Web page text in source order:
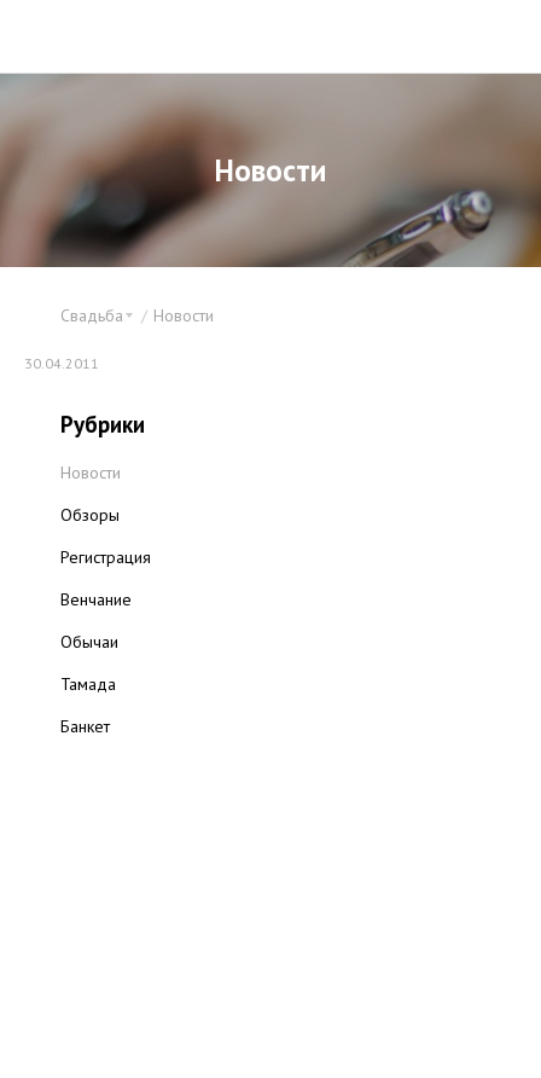
Новости
Свадьба Новости
Рубрики
Новости
Обзоры
Регистрация
Венчание
Обычаи
Тамада
Банкет
30.04.2011